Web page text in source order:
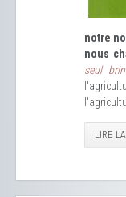
notre
nous
seul
LIRE